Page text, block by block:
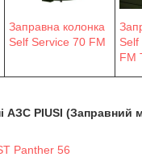
Заправна колонка
Self Service 70 FM
Self
FM
АЗС PIUSI (Заправний
Panther 56